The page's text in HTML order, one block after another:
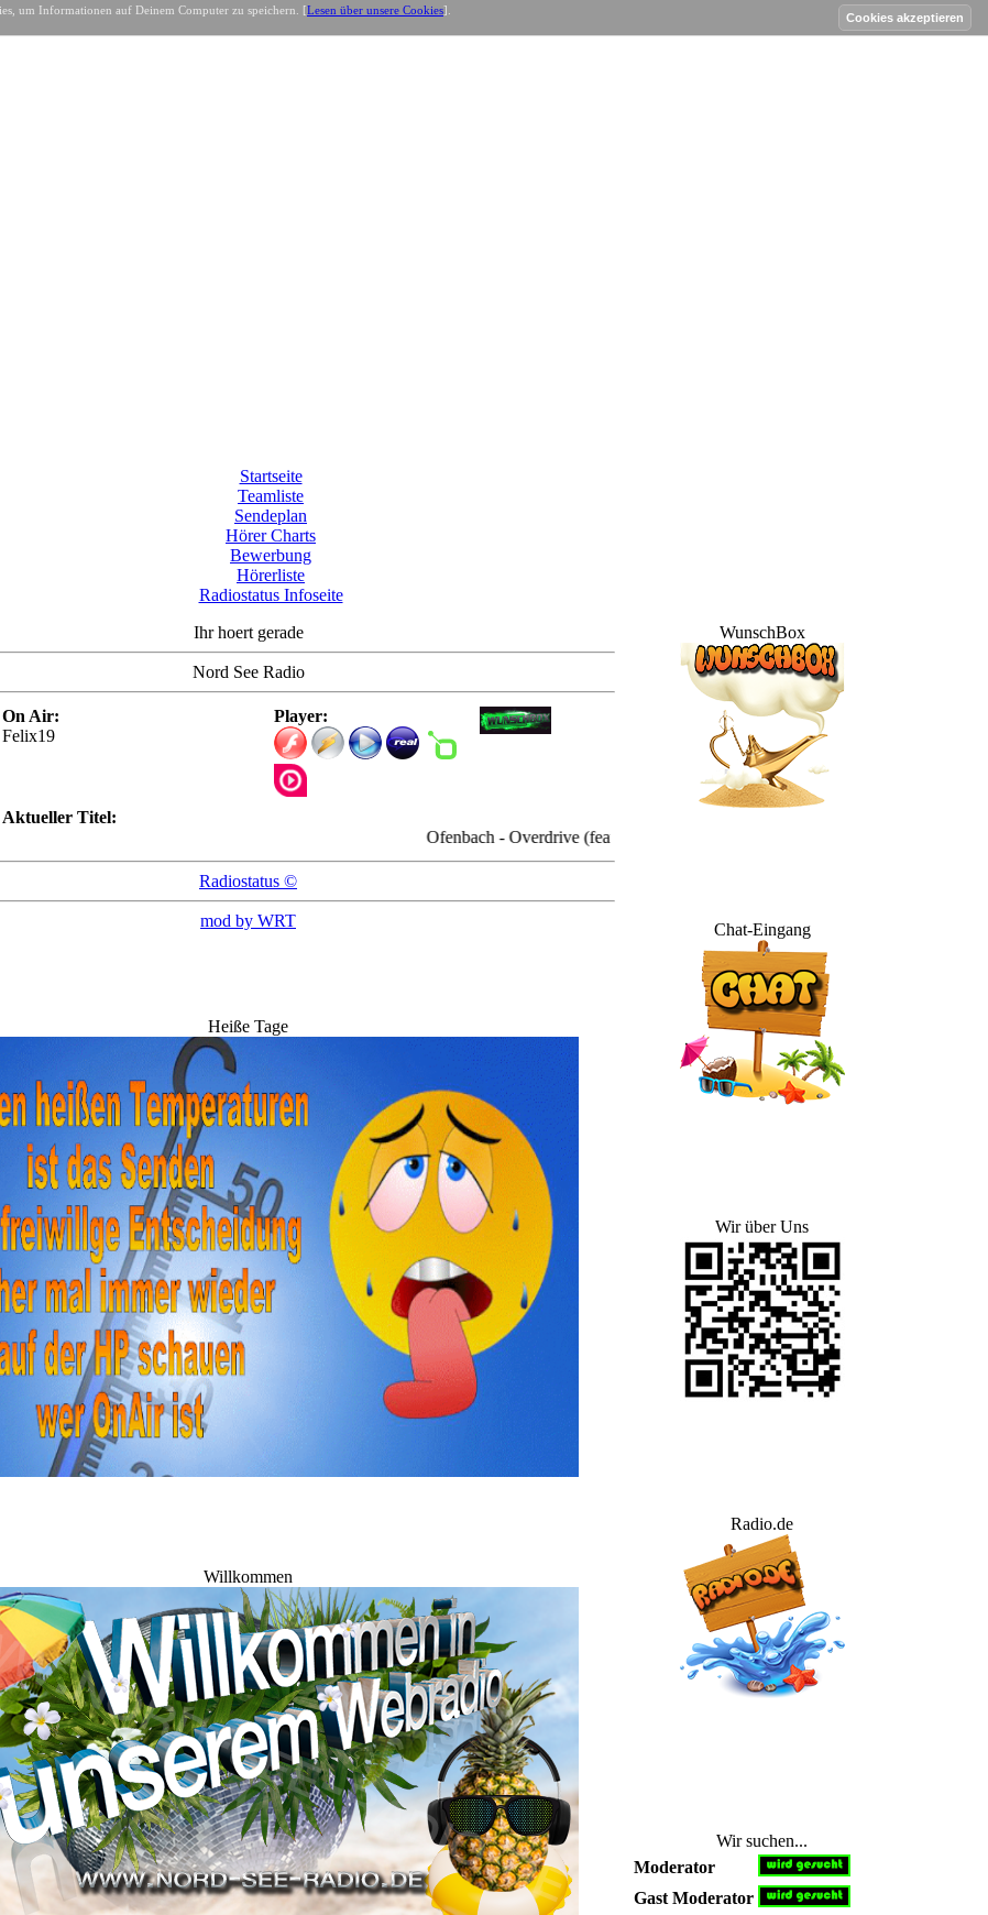
Startseite
Teamliste
Sendeplan
Hörer Charts
Bewerbung
Hörerliste
Radiostatus Infoseite
Ihr hoert gerade
Nord See Radio
On Air:
Felix19
Player:
Aktueller Titel:
Ofenbach - Overdrive (feat. Norma Jean Martine)
Radiostatus ©
mod by WRT
Heiße Tage
Willkommen
um Informationen auf Deinem Computer zu speichern. [Lesen über unsere Cookies].
WunschBox
Chat-Eingang
Wir über Uns
Radio.de
Wir suchen...
Moderator
Gast Moderator